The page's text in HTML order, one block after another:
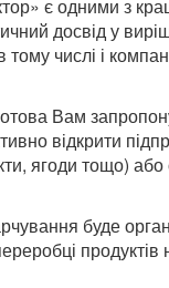
є одними з
досвід у
тому числі і
Вам
відкрити
ягоди тощо) або
буде